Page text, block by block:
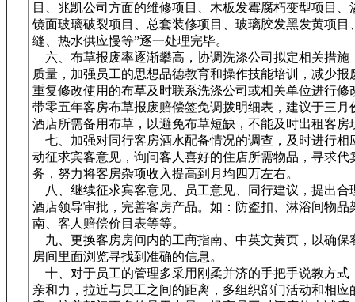
目、兆凯公司方面的维修项目、木板发霉腐朽变型项目、
镜面玻璃破裂项目、总套装修项目、玻璃胶发黑发黄项目
缝、热水供应慢等”逐一处理完毕。
六、布草报废率逐渐攀高，协调洗涤公司拟定相关措施
质量，加强员工的思想品德教育和操作技能培训，减少报
重复修改使用的布草及时联系洗涤公司或相关单位进行修
带零五年客房布草报废赔偿签免调拨明细表，建议于三月
酒店所需备用布草，以避免布草短缺，不能及时出租客房
七、加强对同行客房酒水配备情况的调查，及时进行相
动征求宾客意见，询问客人喜好的住店所需物品，寻求代
务，努力将客房杂项收入提高到月均四万左右。
八、继续征求宾客意见、员工意见、同行建议，提出合
酒店领导审批，完善客房产品。如：防盗扣、淋浴间物品
南、客人赔偿价目表等等。
九、更换客房房间内的工商指南、中英文黄页，以确保
房间里面浏览寻找到准确的信息。
十、对于员工的管理多采用刚柔并济的手把手说教方式
亲和力，拉近与员工之间的距离，多组织部门活动和相应